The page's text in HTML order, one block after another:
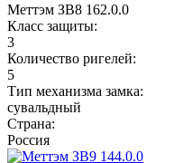
Меттэм ЗВ8 162.0.0
Класс защиты:
3
Количество ригелей:
5
Тип механизма замка:
сувальдный
Страна:
Россия